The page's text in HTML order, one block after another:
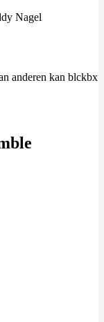
Nagel
anderen kan blckbx